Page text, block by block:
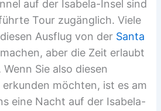
auf der Isabela-Insel sind
Tour zugänglich. Viele
Ausflug von der Santa
aber die Zeit erlaubt
Sie also diesen
möchten, ist es am
eine Nacht auf der Isabela-